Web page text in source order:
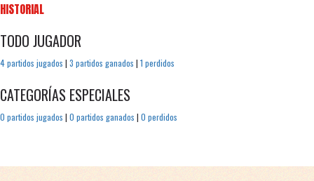
HISTORIAL
TODO JUGADOR
4 partidos jugados | 3 partidos ganados | 1 perdidos
CATEGORÍAS ESPECIALES
0 partidos jugados | 0 partidos ganados | 0 perdidos